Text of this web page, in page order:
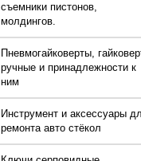
съемники пистонов,
молдингов.
Пневмогайковерты,
ручные и принадлежности к
ним
Инструмент и аксессуары
ремонта авто стёкол